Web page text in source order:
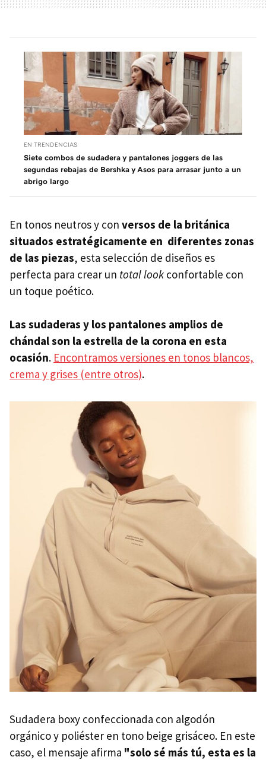
EN TRENDENCIAS
Siete combos de sudadera y pantalones joggers de las
segundas rebajas de Bershka y Asos para arrasar junto a un
abrigo largo
En tonos neutros y con versos de la británica
situados estratégicamente en diferentes zonas
de las piezas, esta selección de diseños es
perfecta para crear un total look confortable con
un toque poético.
Las sudaderas y los pantalones amplios de
chándal son la estrella de la corona en esta
ocasión. Encontramos versiones en tonos blancos,
crema y grises (entre otros).
Sudadera boxy confeccionada con algodón
orgánico y poliéster en tono beige grisáceo. En este
caso, el mensaje afirma "solo sé más tú, esta es la